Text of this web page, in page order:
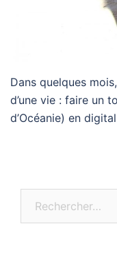
Dans quelques
d’une vie : faire un
d’Océanie) en